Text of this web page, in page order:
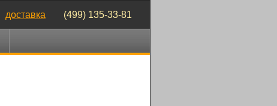
доставка (499) 135-33-81